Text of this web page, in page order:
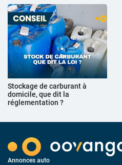
Stockage de carburant à
domicile, que dit la
réglementation ?
Annonces auto